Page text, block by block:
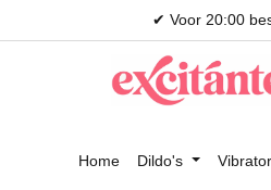
naar de hoofdinhoud
Ga naar de zoekopdracht
Ga naar de hoofdnavigatie
✔ Voor 20:00
Home Dildo's